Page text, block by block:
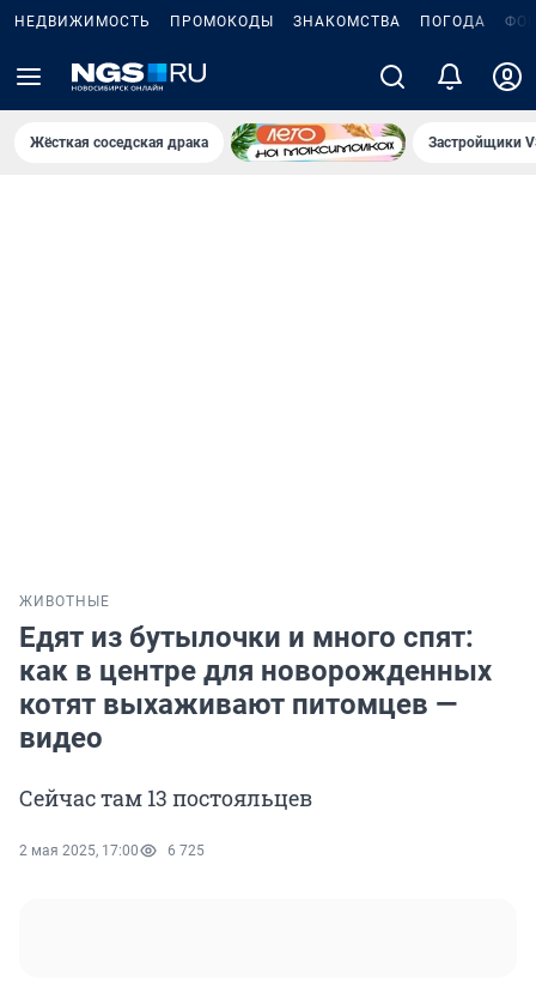
НЕДВИЖИМОСТЬ ПРОМОКОДЫ ЗНАКОМСТВА ПОГОДА
Жёсткая соседская драка Застройщики
ЖИВОТНЫЕ
Едят из бутылочки и много спят:
как в центре для новорожденных
котят выхаживают питомцев —
видео
Сейчас там 13 постояльцев
2 мая 2025, 17:00 6 725